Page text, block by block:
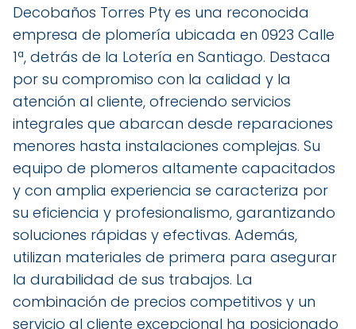
Decobaños Torres Pty es una reconocida
empresa de plomería ubicada en 0923 Calle
1ª, detrás de la Lotería en Santiago. Destaca
por su compromiso con la calidad y la
atención al cliente, ofreciendo servicios
integrales que abarcan desde reparaciones
menores hasta instalaciones complejas. Su
equipo de plomeros altamente capacitados
y con amplia experiencia se caracteriza por
su eficiencia y profesionalismo, garantizando
soluciones rápidas y efectivas. Además,
utilizan materiales de primera para asegurar
la durabilidad de sus trabajos. La
combinación de precios competitivos y un
servicio al cliente excepcional ha posicionado